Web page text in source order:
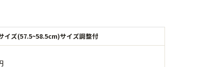
イズ(57.5~58.5cm)サイズ調整付